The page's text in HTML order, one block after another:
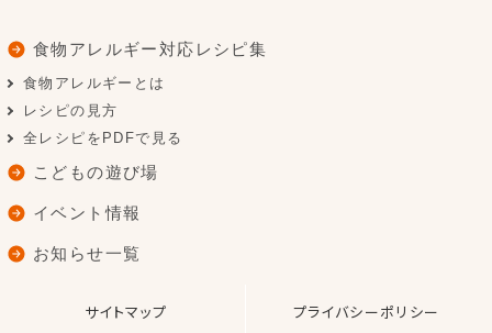
食物アレルギー対応レシピ集
食物アレルギーとは
レシピの見方
全レシピをPDFで見る
こどもの遊び場
イベント情報
お知らせ一覧
サイトマップ プライバシーポリシー